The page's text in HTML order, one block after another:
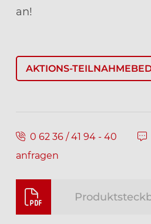
an!
AKTIONS-
0 62 36 / 41 94 - 40
anfragen